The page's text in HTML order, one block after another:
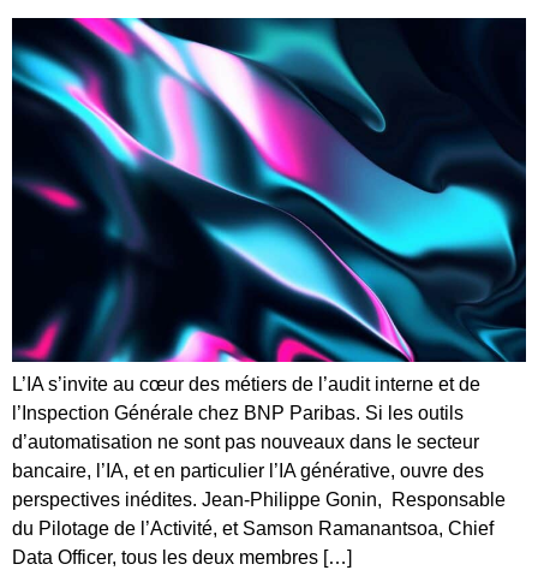
L’IA s’invite au cœur des métiers de l’audit interne et de
l’Inspection Générale chez BNP Paribas. Si les outils
d’automatisation ne sont pas nouveaux dans le secteur
bancaire, l’IA, et en particulier l’IA générative, ouvre des
perspectives inédites. Jean-Philippe Gonin, Responsable
du Pilotage de l’Activité, et Samson Ramanantsoa, Chief
Data Officer, tous les deux membres […]